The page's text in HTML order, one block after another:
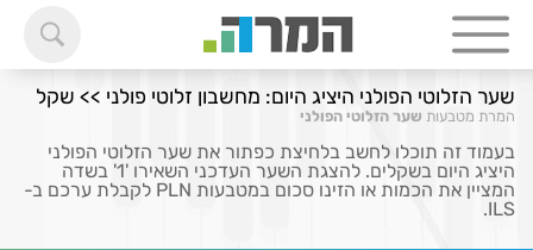
שער הזלוטי הפולני היציג היום: מחשבון זלוטי פולני >> שקל
המרת מטבעות שער הזלוטי הפולני
בעמוד זה תוכלו לחשב בלחיצת כפתור את שער הזלוטי הפולני
היציג היום בשקלים. להצגת השער העדכני השאירו '1' בשדה
המציין את הכמות או הזינו סכום במטבעות PLN לקבלת ערכם ב-
ILS.